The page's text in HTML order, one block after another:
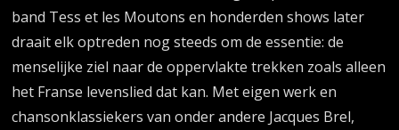
band Tess et les Moutons en honderden shows later
draait elk optreden nog steeds om de essentie: de
menselijke ziel naar de oppervlakte trekken zoals alleen
het Franse levenslied dat kan. Met eigen werk en
chansonklassiekers van onder andere Jacques Brel,